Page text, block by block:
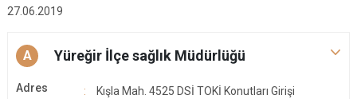
Feke
Karaisalı
Karataş
Yüreğir
Sarıçam
27.06.2019
A Yüreğir İlçe sağlık Müdürlüğü
Adres
Kışla Mah. 4525 DSİ TOKİ Konutları Girişi